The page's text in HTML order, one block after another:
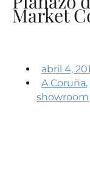
Market
abril 4,
A Coruña,
showroom